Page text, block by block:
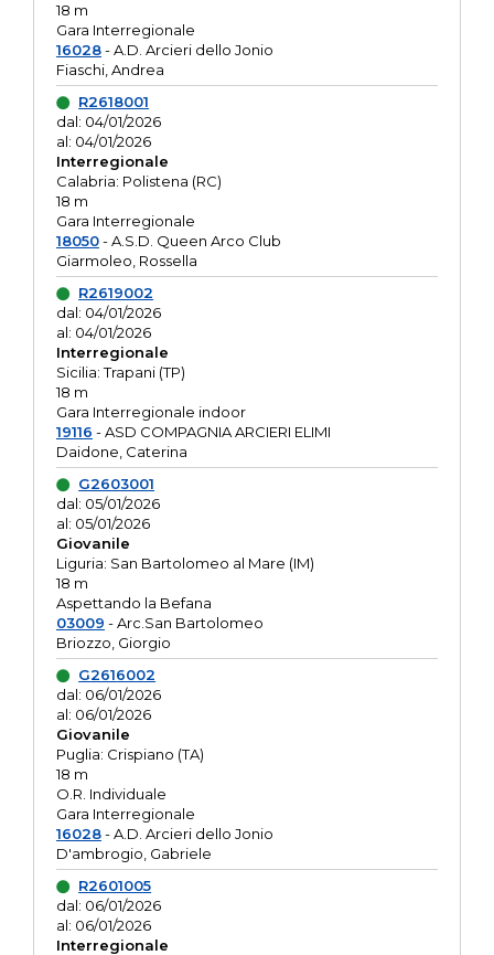
18 m
Gara Interregionale
16028- A.D. Arcieri dello Jonio
Fiaschi, Andrea
R2618001
dal: 04/01/2026
al: 04/01/2026
Interregionale
Calabria: Polistena (RC)
18 m
Gara Interregionale
18050- A.S.D. Queen Arco Club
Giarmoleo, Rossella
R2619002
dal: 04/01/2026
al: 04/01/2026
Interregionale
Sicilia: Trapani (TP)
18 m
Gara Interregionale indoor
19116 - ASD COMPAGNIA ARCIERI ELIMI
Daidone, Caterina
G2603001
dal: 05/01/2026
al: 05/01/2026
Giovanile
Liguria: San Bartolomeo al Mare (IM)
18 m
Aspettando la Befana
03009 - Arc.San Bartolomeo
Briozzo, Giorgio
G2616002
dal: 06/01/2026
al: 06/01/2026
Giovanile
Puglia: Crispiano (TA)
18 m
O.R. Individuale
Gara Interregionale
16028- A.D. Arcieri dello Jonio
D'ambrogio, Gabriele
R2601005
dal: 06/01/2026
al: 06/01/2026
Interregionale